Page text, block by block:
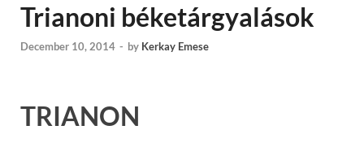
Trianoni béketárgyalások
December 10, 2014 - by Kerkay Emese
TRIANON